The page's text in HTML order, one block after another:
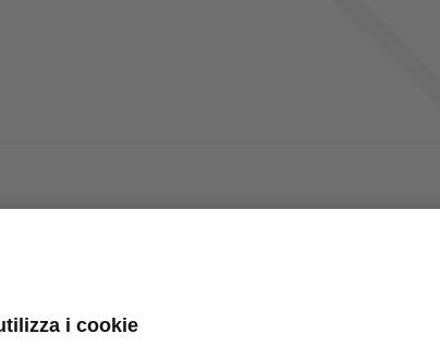
a condurre il business con integrità e correttezza, nel